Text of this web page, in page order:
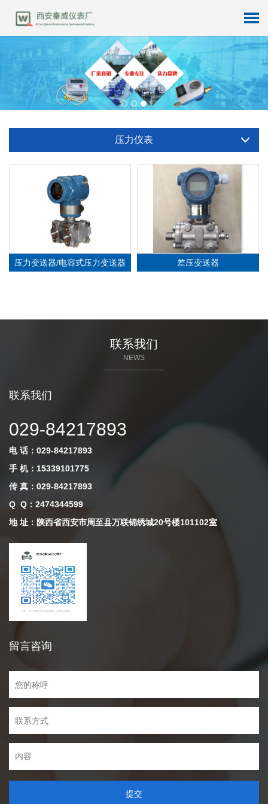
压力仪表
压
力
变
送
器
-
压
力
变
送
器
/
电
容
式
压
力
变
送器 查看详细信息
压力变送器/电容式压力变送器
压力变送器 - 差压变送器 查看详细信息
差压变送器
联系我们
NEWS
联系我们
029-84217893
电 话：029-84217893
手 机：15339101775
传 真：029-84217893
Q Q ： 2474344599
地 址：陕西省西安市周至县万联锦绣城20号楼101102室
留言咨询
提交